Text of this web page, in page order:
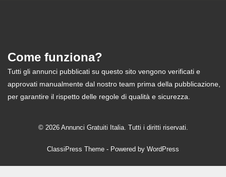
Come funziona?
Tutti gli annunci pubblicati su questo sito vengono verificati e
approvati manualmente dal nostro team prima della pubblicazione,
per garantire il rispetto delle regole di qualità e sicurezza.
© 2026 Annunci Gratuiti Italia. Tutti i diritti riservati.
ClassiPress Theme - Powered by WordPress